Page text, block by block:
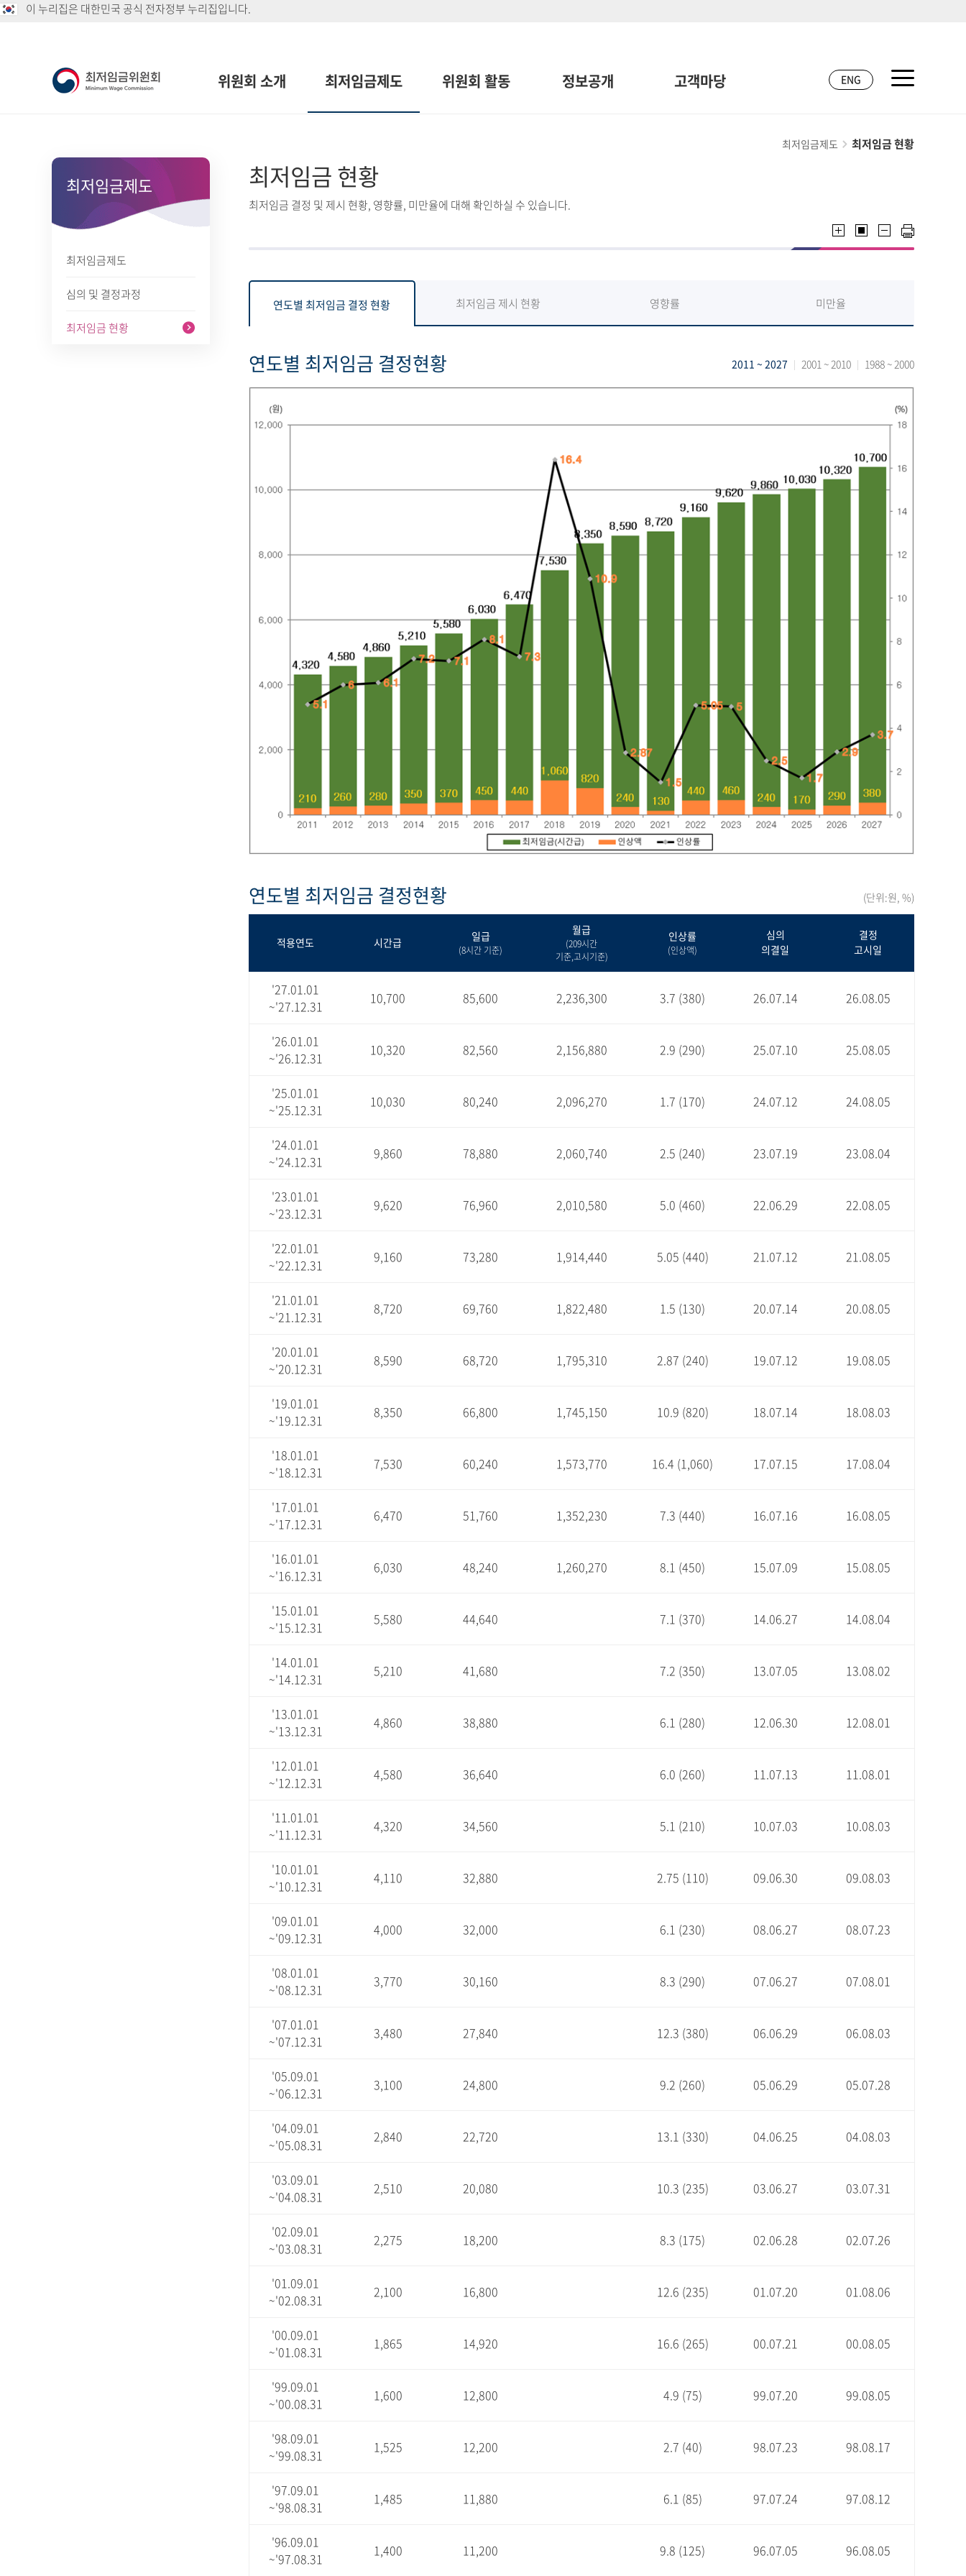
이 누리집은 대한민국 공식 전자정부 누리집입니다.
위원회 소개 최저임금제도 위원회 활동 정보공개 고객마당 ENG
최저임금제도
최저임금제도
심의 및 결정과정
최저임금 현황
최저임금제도 최저임금 현황
최저임금 현황
최저임금 결정 및 제시 현황, 영향률, 미만율에 대해 확인하실 수 있습니다.
연도별 최저임금 결정 현황 최저임금 제시 현황 영향률 미만율
연도별 최저임금 결정현황 2011 ~ 2027 2001 ~ 2010 1988 ~ 2000
연도별 최저임금 결정현황 (단위:원, %)
적용연도 시간급 일급
(8시간 기준)
월급
(209시간
기준,고시기준)
인상률
(인상액)
심의
의결일
결정
고시일
'27.01.01
~'27.12.31
10,700 85,600 2,236,300 3.7 (380) 26.07.14 26.08.05
'26.01.01
~'26.12.31
10,320 82,560 2,156,880 2.9 (290) 25.07.10 25.08.05
'25.01.01
~'25.12.31
10,030 80,240 2,096,270 1.7 (170) 24.07.12 24.08.05
'24.01.01
~'24.12.31
9,860 78,880 2,060,740 2.5 (240) 23.07.19 23.08.04
'23.01.01
~'23.12.31
9,620 76,960 2,010,580 5.0 (460) 22.06.29 22.08.05
'22.01.01
~'22.12.31
9,160 73,280 1,914,440 5.05 (440) 21.07.12 21.08.05
'21.01.01
~'21.12.31
8,720 69,760 1,822,480 1.5 (130) 20.07.14 20.08.05
'20.01.01
~'20.12.31
8,590 68,720 1,795,310 2.87 (240) 19.07.12 19.08.05
'19.01.01
~'19.12.31
8,350 66,800 1,745,150 10.9 (820) 18.07.14 18.08.03
'18.01.01
~'18.12.31
7,530 60,240 1,573,770 16.4 (1,060) 17.07.15 17.08.04
'17.01.01
~'17.12.31
6,470 51,760 1,352,230 7.3 (440) 16.07.16 16.08.05
'16.01.01
~'16.12.31
6,030 48,240 1,260,270 8.1 (450) 15.07.09 15.08.05
'15.01.01
~'15.12.31
5,580 44,640 7.1 (370) 14.06.27 14.08.04
'14.01.01
~'14.12.31
5,210 41,680 7.2 (350) 13.07.05 13.08.02
'13.01.01
~'13.12.31
4,860 38,880 6.1 (280) 12.06.30 12.08.01
'12.01.01
~'12.12.31
4,580 36,640 6.0 (260) 11.07.13 11.08.01
'11.01.01
~'11.12.31
4,320 34,560 5.1 (210) 10.07.03 10.08.03
'10.01.01
~'10.12.31
4,110 32,880 2.75 (110) 09.06.30 09.08.03
'09.01.01
~'09.12.31
4,000 32,000 6.1 (230) 08.06.27 08.07.23
'08.01.01
~'08.12.31
3,770 30,160 8.3 (290) 07.06.27 07.08.01
'07.01.01
~'07.12.31
3,480 27,840 12.3 (380) 06.06.29 06.08.03
'05.09.01
~'06.12.31
3,100 24,800 9.2 (260) 05.06.29 05.07.28
'04.09.01
~'05.08.31
2,840 22,720 13.1 (330) 04.06.25 04.08.03
'03.09.01
~'04.08.31
2,510 20,080 10.3 (235) 03.06.27 03.07.31
'02.09.01
~'03.08.31
2,275 18,200 8.3 (175) 02.06.28 02.07.26
'01.09.01
~'02.08.31
2,100 16,800 12.6 (235) 01.07.20 01.08.06
'00.09.01
~'01.08.31
1,865 14,920 16.6 (265) 00.07.21 00.08.05
'99.09.01
~'00.08.31
1,600 12,800 4.9 (75) 99.07.20 99.08.05
'98.09.01
~'99.08.31
1,525 12,200 2.7 (40) 98.07.23 98.08.17
'97.09.01
~'98.08.31
1,485 11,880 6.1 (85) 97.07.24 97.08.12
'96.09.01
~'97.08.31
1,400 11,200 9.8 (125) 96.07.05 96.08.05